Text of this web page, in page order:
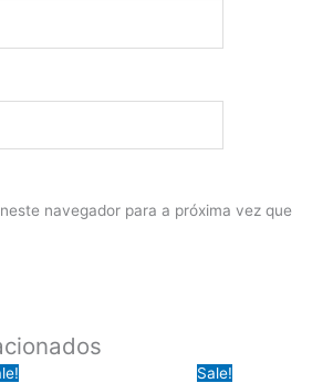
navegador para a próxima vez que
Sale!